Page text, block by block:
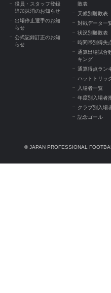
役員・スタッフ登録
追加抹消のお知らせ
出場停止選手のお知
らせ
公式記録訂正のお知
らせ
敗表
天候別勝敗表
対戦データ一
状況別勝敗表
時間帯別得失
通算出場試合
キング
通算得点ラン
ハットトリッ
入場者一覧
年度別入場者
クラブ別入場
記念ゴール
© JAPAN PROFESSIONAL